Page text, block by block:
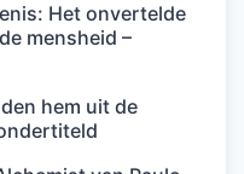
Het onvertelde
mensheid –
hem uit de